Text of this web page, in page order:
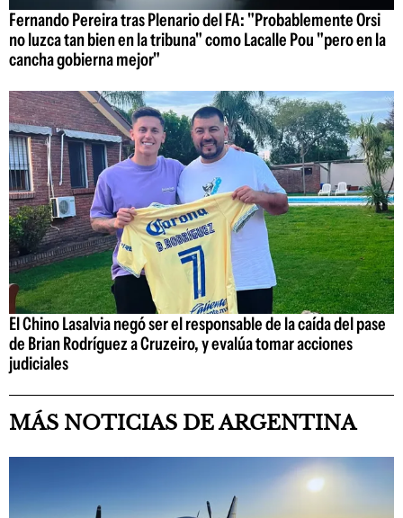
Fernando Pereira tras Plenario del FA: "Probablemente Orsi
no luzca tan bien en la tribuna" como Lacalle Pou "pero en la
cancha gobierna mejor"
El Chino Lasalvia negó ser el responsable de la caída del pase
de Brian Rodríguez a Cruzeiro, y evalúa tomar acciones
judiciales
MÁS NOTICIAS DE ARGENTINA